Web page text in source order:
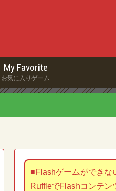
My Favorite
お気に入りゲーム
■Flashゲームができな
RuffleでFlashコンテン